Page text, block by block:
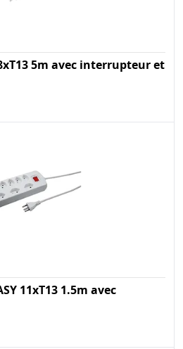
5m avec interrupteur et
11xT13 1.5m avec